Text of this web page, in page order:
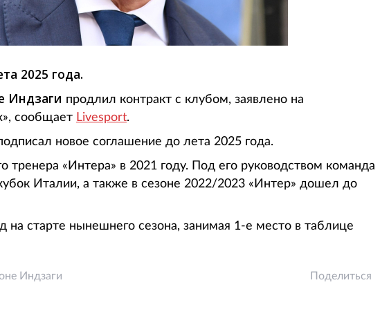
2025 года.
Индзаги продлил контракт с клубом, заявлено на
сообщает Livesport.
новое соглашение до лета 2025 года.
тренера «Интера» в 2021 году. Под его руководством команда
Италии, а также в сезоне 2022/2023 «Интер» дошел до
на старте нынешнего сезона, занимая 1-е место в таблице
Индзаги Поделиться